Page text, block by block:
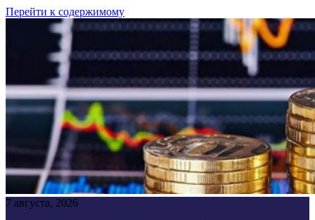
Перейти к содержимому
7 августа, 2026